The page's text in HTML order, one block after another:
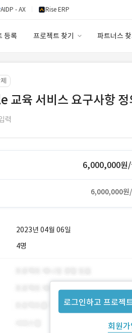
AIDP - AX Rise ERP
등록 프로젝트 찾기 파트너스
교육 서비스 요구사항
력
6,000,000원/
6,000,000원
2023년 04월 06일
4명
로그인하고 프로젝
회원가